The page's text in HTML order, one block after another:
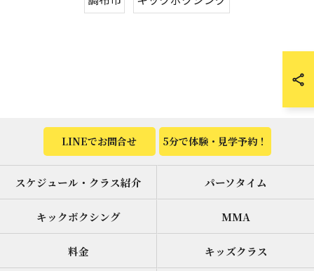
LINEでお問合せ 5分で体験・見学予約！
スケジュール・クラス紹介 パーソタイム
キックボクシング MMA
料金 キッズクラス